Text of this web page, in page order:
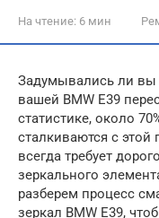
На чтение: 6 мин
Задумывались ли вы
вашей BMW E39
статистике, около
сталкиваются с
всегда требует
зеркального
разберем процесс
зеркал BMW E39,